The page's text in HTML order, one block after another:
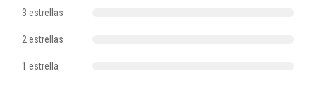
3 estrellas
2 estrellas
1 estrella